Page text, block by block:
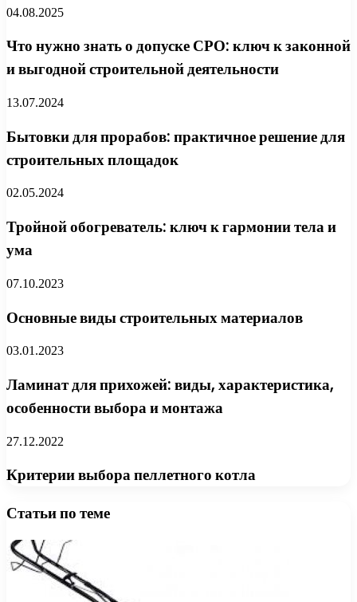
04.08.2025
Что нужно знать о допуске СРО: ключ к законной
и выгодной строительной деятельности
13.07.2024
Бытовки для прорабов: практичное решение для
строительных площадок
02.05.2024
Тройной обогреватель: ключ к гармонии тела и
ума
07.10.2023
Основные виды строительных материалов
03.01.2023
Ламинат для прихожей: виды, характеристика,
особенности выбора и монтажа
27.12.2022
Критерии выбора пеллетного котла
Статьи по теме